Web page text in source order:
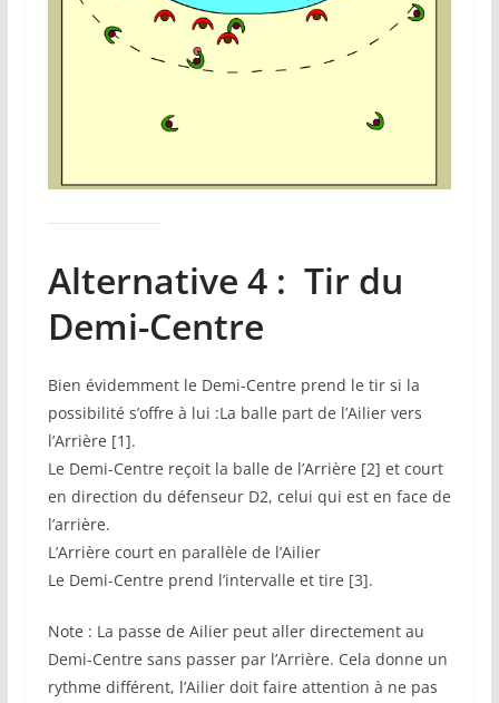
Alternative 4 : Tir du
Demi-Centre
Bien évidemment le Demi-Centre prend le tir si la
possibilité s’offre à lui :La balle part de l’Ailier vers
l’Arrière [1].
Le Demi-Centre reçoit la balle de l’Arrière [2] et court
en direction du défenseur D2, celui qui est en face de
l’arrière.
L’Arrière court en parallèle de l’Ailier
Le Demi-Centre prend l’intervalle et tire [3].
Note : La passe de Ailier peut aller directement au
Demi-Centre sans passer par l’Arrière. Cela donne un
rythme différent, l’Ailier doit faire attention à ne pas